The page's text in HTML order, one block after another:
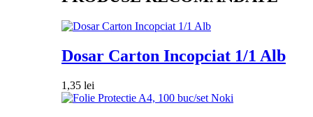
Dosar Carton Incopciat 1/1 Alb
1,35 lei